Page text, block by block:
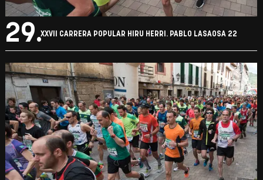
29.XXVII CARRERA POPULAR HIRU HERRI. PABLO LASAOSA 22